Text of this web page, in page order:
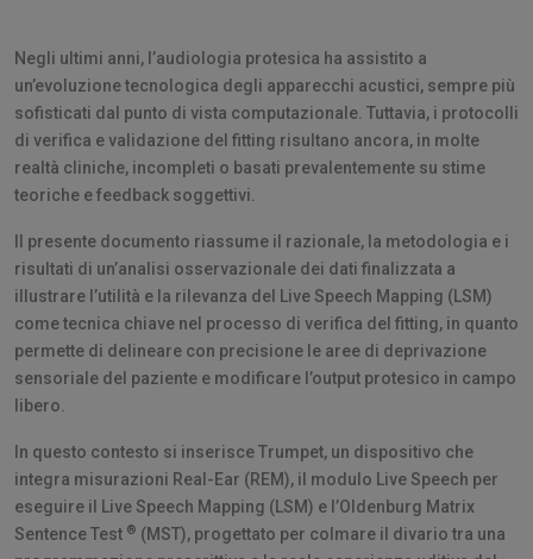
Negli ultimi anni, l’audiologia protesica ha assistito a
un’evoluzione tecnologica degli apparecchi acustici, sempre più
sofisticati dal punto di vista computazionale. Tuttavia, i protocolli
di verifica e validazione del fitting risultano ancora, in molte
realtà cliniche, incompleti o basati prevalentemente su stime
teoriche e feedback soggettivi.
Il presente documento riassume il razionale, la metodologia e i
risultati di un’analisi osservazionale dei dati finalizzata a
illustrare l’utilità e la rilevanza del Live Speech Mapping (LSM)
come tecnica chiave nel processo di verifica del fitting, in quanto
permette di delineare con precisione le aree di deprivazione
sensoriale del paziente e modificare l’output protesico in campo
libero.
In questo contesto si inserisce Trumpet, un dispositivo che
integra misurazioni Real-Ear (REM), il modulo Live Speech per
eseguire il Live Speech Mapping (LSM) e l’Oldenburg Matrix
Sentence Test ® (MST), progettato per colmare il divario tra una